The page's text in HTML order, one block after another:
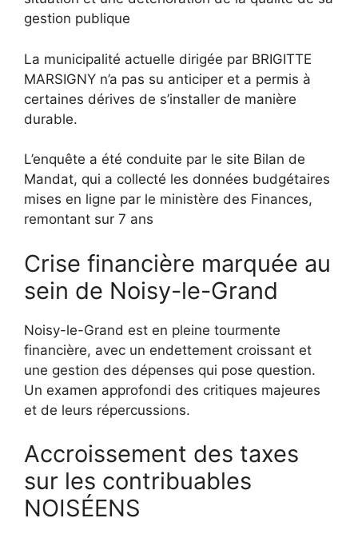
gestion publique
La municipalité actuelle dirigée par BRIGITTE
MARSIGNY n’a pas su anticiper et a permis à
certaines dérives de s’installer de manière
durable.
L’enquête a été conduite par le site Bilan de
Mandat, qui a collecté les données budgétaires
mises en ligne par le ministère des Finances,
remontant sur 7 ans
Crise financière marquée au
sein de Noisy-le-Grand
Noisy-le-Grand est en pleine tourmente
financière, avec un endettement croissant et
une gestion des dépenses qui pose question.
Un examen approfondi des critiques majeures
et de leurs répercussions.
Accroissement des taxes
sur les contribuables
NOISÉENS